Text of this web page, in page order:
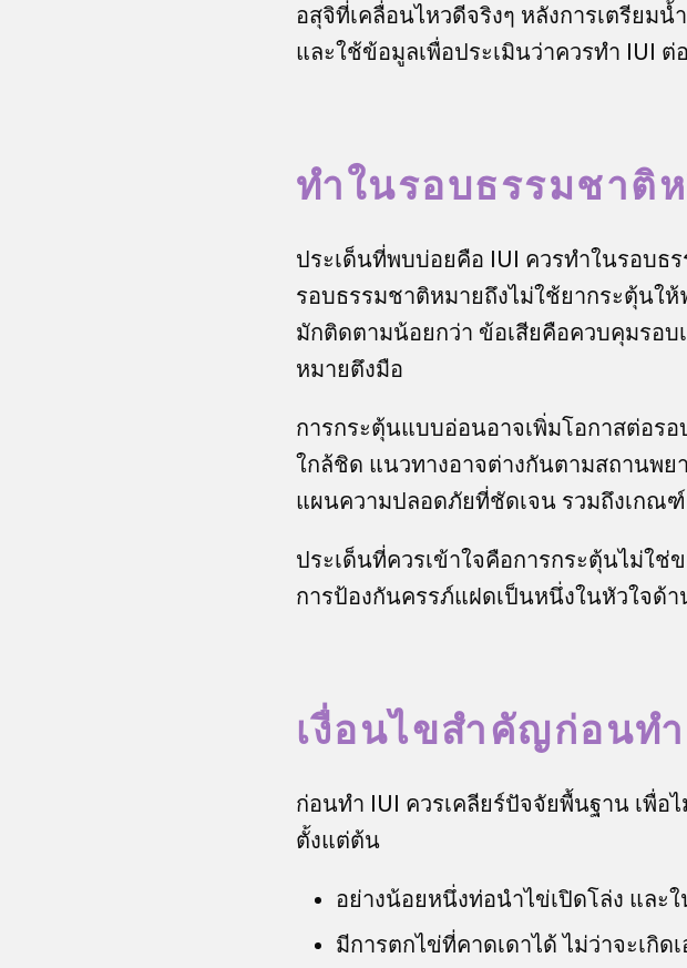
อสุจิที่เคลื่อนไหวดีจริงๆ หลังการเตรียม
และใช้ข้อมูลเพื่อประเมินว่าควรทำ IUI ต่
ทำในรอบธรรมชาติ
ประเด็นที่พบบ่อยคือ IUI ควรทำในรอบธ
รอบธรรมชาติหมายถึงไม่ใช้ยากระตุ้นใ
มักติดตามน้อยกว่า ข้อเสียคือควบคุมรอ
หมายตึงมือ
การกระตุ้นแบบอ่อนอาจเพิ่มโอกาสต่อร
ใกล้ชิด แนวทางอาจต่างกันตามสถานพ
แผนความปลอดภัยที่ชัดเจน รวมถึงเกณฑ์
ประเด็นที่ควรเข้าใจคือการกระตุ้นไม่ใ
การป้องกันครรภ์แฝดเป็นหนึ่งในหัวใจด้
เงื่อนไขสำคัญก่อนท
ก่อนทำ IUI ควรเคลียร์ปัจจัยพื้นฐาน เพื่อ
ตั้งแต่ต้น
อย่างน้อยหนึ่งท่อนำไข่เปิดโล่ง และ
มีการตกไข่ที่คาดเดาได้ ไม่ว่าจะเกิด